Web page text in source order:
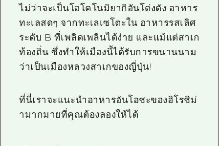
วิดีโอฮิโรชิม่า
คำถามที่พบบ่อย
ดาวน์โหลดรูปภาพ
ข้อมูลการขนส่งระหว่างเกิดภัยพิบัติ
ไม่ว่าจะเป็นโอโคโนมิยากิอันโด่งดัง อาหาร
ทะเลสดๆ จากทะเลเซโตะใน อาหารรสเลิศ
ระดับ B ที่เพลิดเพลินได้ง่าย และแม้แต่สาเก
ท้องถิ่น ซึ่งทำให้เมืองนี้ได้รับการขนานนาม
ว่าเป็นเมืองหลวงสาเกของญี่ปุ่น!
ที่นี่เราจะแนะนำอาหารอันโอชะของฮิโรชิม่
ามากมายที่คุณต้องลองให้ได้